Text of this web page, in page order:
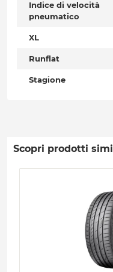
Indice di velocità
pneumatico
XL
Runflat
Stagione
Scopri prodotti